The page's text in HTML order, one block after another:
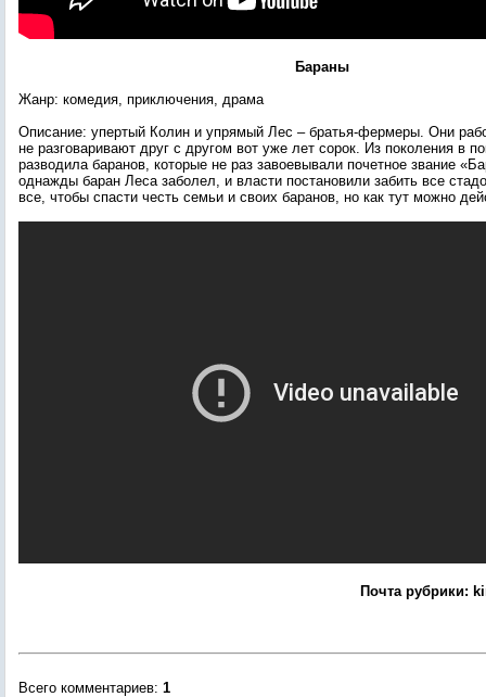
Бараны
Жанр: комедия, приключения, драма
Описание: упертый Колин и упрямый Лес – братья-фермеры. Они
не разговаривают друг с другом вот уже лет сорок. Из поколения в
разводила баранов, которые не раз завоевывали почетное звание
однажды баран Леса заболел, и власти постановили забить все
все, чтобы спасти честь семьи и своих баранов, но как тут можно
Почта рубрики:
Всего комментариев: 1